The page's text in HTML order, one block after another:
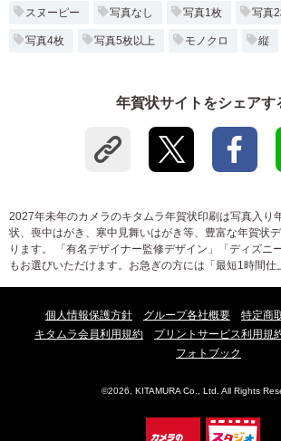
スヌーピー 写真なし 写真1枚 写真
写真4枚 写真5枚以上 モノクロ 縦
年賀状サイトをシェアす
2027年未年のカメラのキタムラ年賀状印刷は写真入り
状、喪中はがき、寒中見舞いはがき等、豊富な年賀状
ります。 「有名デザイナー監修デザイン」「ディズニ
もお選びいただけます。お急ぎの方には「最短1時間仕
個人情報保護方針 グループ各社概要
特定商
キタムラ会員利用規約
プリントサービス利用規
フォトブック
©2026, KITAMURA Co., Ltd. All Rights